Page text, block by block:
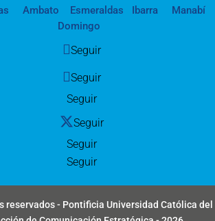
Ambato Esmeraldas Ibarra
Manabí
Domingo
Seguir
Seguir
Seguir
Seguir
Seguir
Seguir
reservados - Pontificia Universidad Católica del